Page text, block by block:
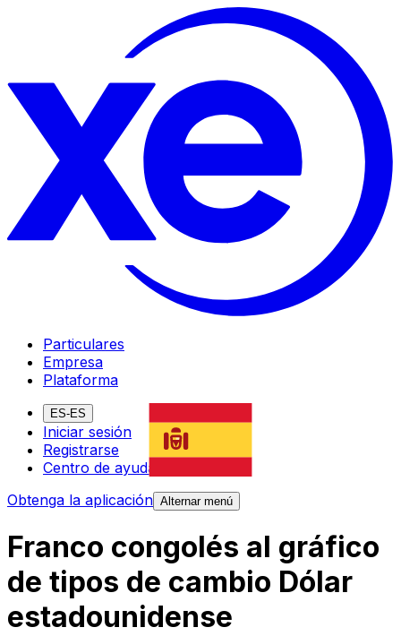
Particulares
Empresa
Plataforma
ES-ES
Iniciar sesión
Registrarse
Centro de ayuda
Obtenga la aplicación Alternar menú
Franco congolés al gráfico
de tipos de cambio Dólar
estadounidense